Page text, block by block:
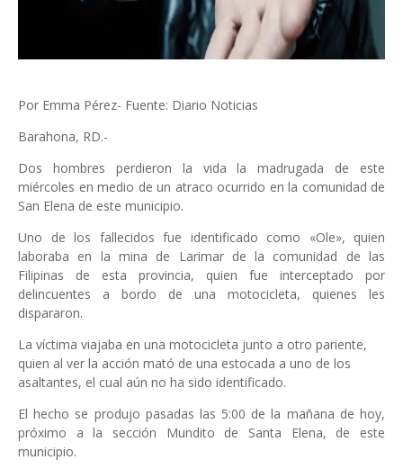
Por Emma Pérez- Fuente: Diario Noticias
Barahona, RD.-
Dos hombres perdieron la vida la madrugada de este
miércoles en medio de un atraco ocurrido en la comunidad de
San Elena de este municipio.
Uno de los fallecidos fue identificado como «Ole», quien
laboraba en la mina de Larimar de la comunidad de las
Filipinas de esta provincia, quien fue interceptado por
delincuentes a bordo de una motocicleta, quienes les
dispararon.
La víctima viajaba en una motocicleta junto a otro pariente,
quien al ver la acción mató de una estocada a uno de los
asaltantes, el cual aún no ha sido identificado.
El hecho se produjo pasadas las 5:00 de la mañana de hoy,
próximo a la sección Mundito de Santa Elena, de este
municipio.